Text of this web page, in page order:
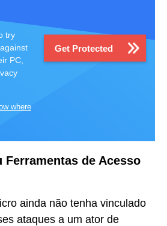
try
PC,
Get Protected
where
Ferramentas de Acesso
ainda não tenha vinculado
ataques a um ator de